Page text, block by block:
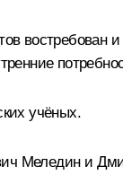
востребован
учёных.
Меледин и